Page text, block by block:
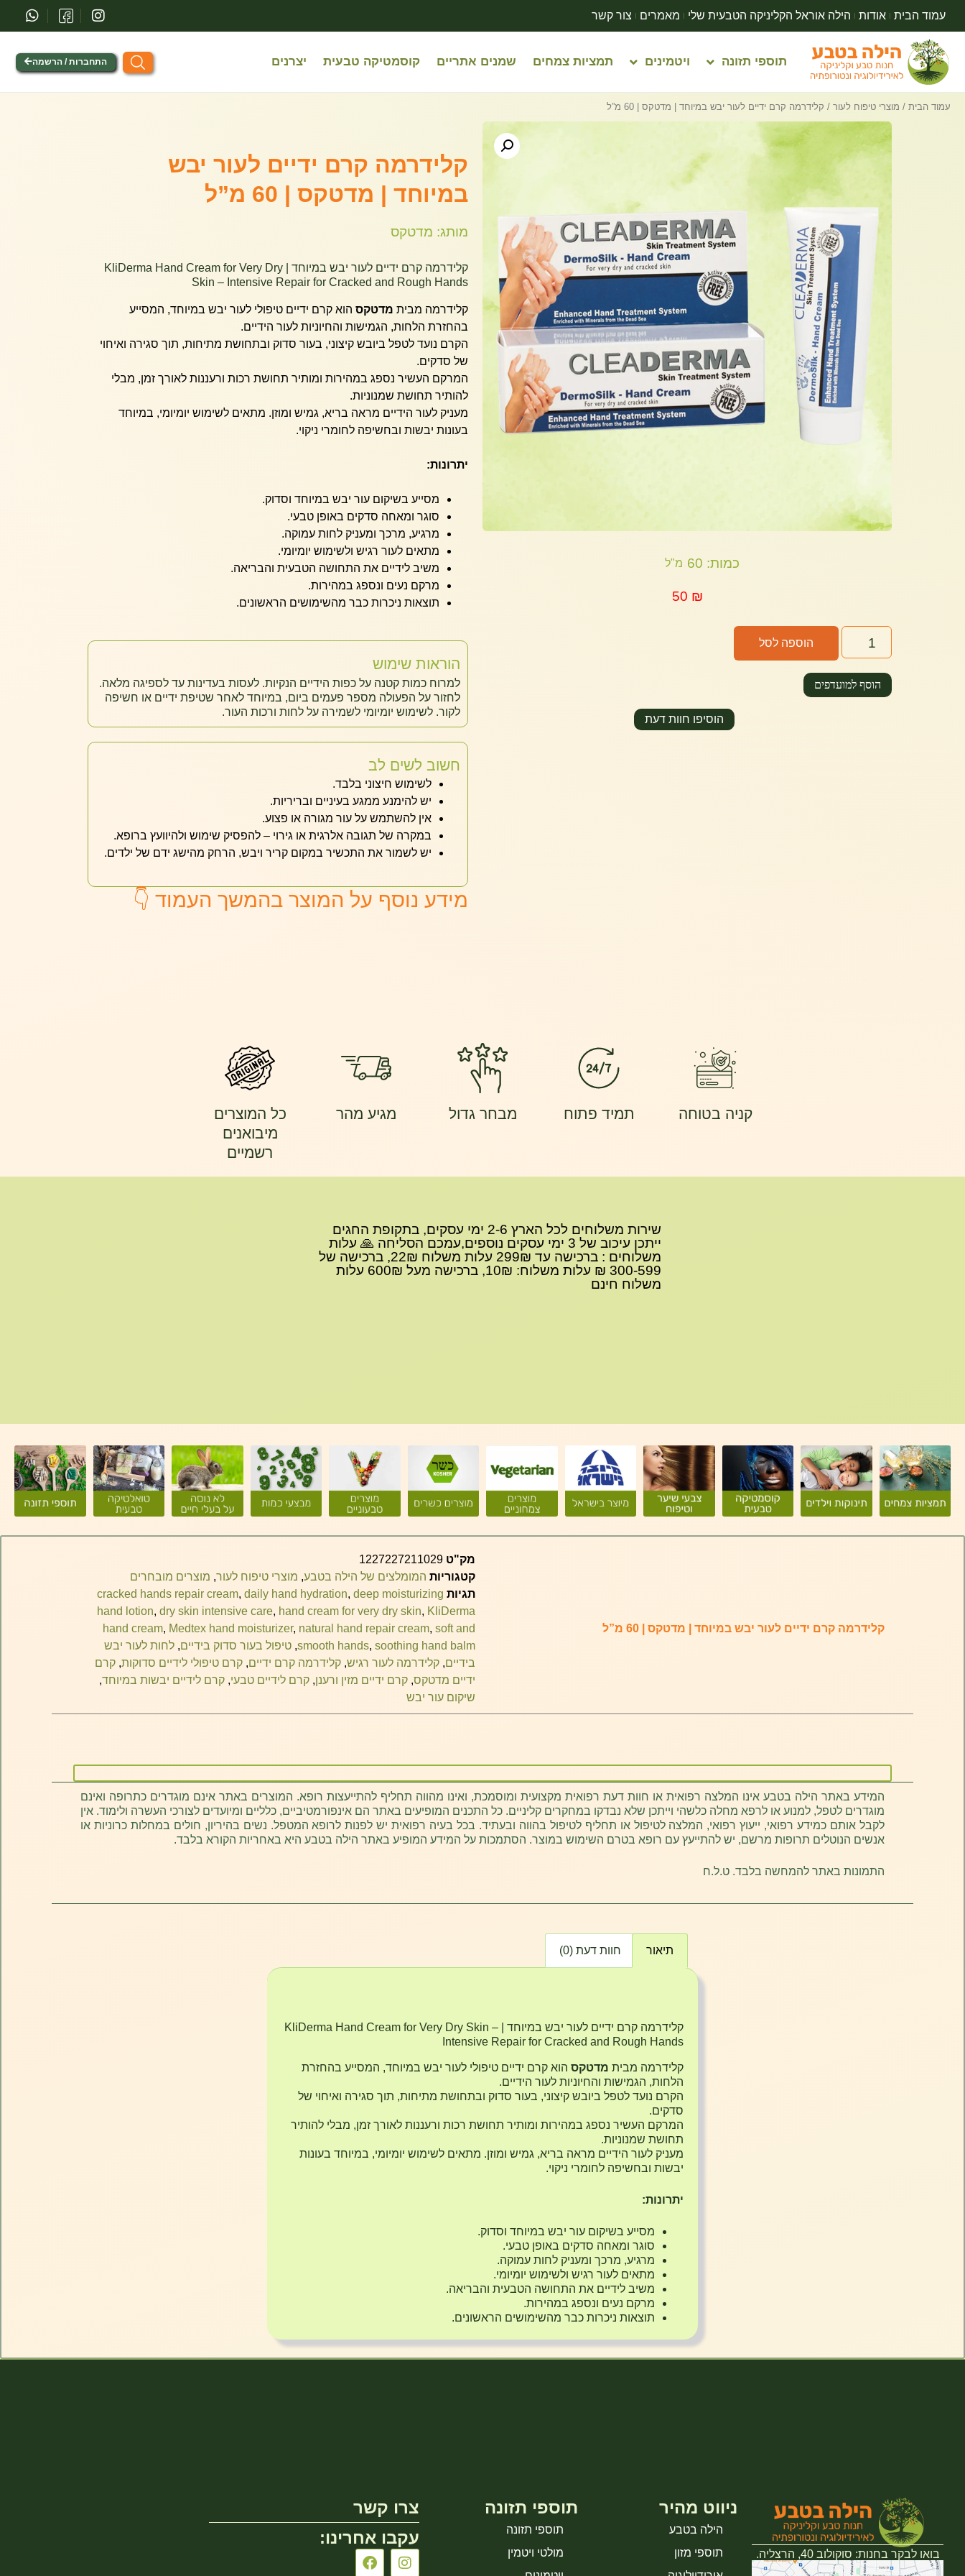
עמוד הבית אודות הילה אוראל הקליניקה הטבעית שלי מאמרים צור קשר
תוספי תזונה ויטמינים תמציות צמחים שמנים אתריים קוסמטיקה טבעית יצרנים התחברות / הרשמה
עמוד הבית / מוצרי טיפוח לעור / קלידרמה קרם ידיים לעור יבש במיוחד | מדטקס | 60 מ”ל
כמות: 60 מ"ל
50 ₪
הוספה לסל
הוסיפו חוות דעת
הוסף למועדפים
קלידרמה קרם ידיים לעור יבש
במיוחד | מדטקס | 60 מ”ל
מותג: מדטקס
קלידרמה קרם ידיים לעור יבש במיוחד | KliDerma Hand Cream for Very Dry
Skin – Intensive Repair for Cracked and Rough Hands
קלידרמה מבית מדטקס הוא קרם ידיים טיפולי לעור יבש במיוחד, המסייע
בהחזרת הלחות, הגמישות והחיוניות לעור הידיים.
הקרם נועד לטפל ביובש קיצוני, בעור סדוק ובתחושת מתיחות, תוך סגירה ואיחוי
של סדקים.
המרקם העשיר נספג במהירות ומותיר תחושת רכות ורעננות לאורך זמן, מבלי
להותיר תחושת שמנוניות.
מעניק לעור הידיים מראה בריא, גמיש ומוזן. מתאים לשימוש יומיומי, במיוחד
בעונות יבשות ובחשיפה לחומרי ניקוי.
יתרונות:
מסייע בשיקום עור יבש במיוחד וסדוק.
סוגר ומאחה סדקים באופן טבעי.
מרגיע, מרכך ומעניק לחות עמוקה.
מתאים לעור רגיש ולשימוש יומיומי.
משיב לידיים את התחושה הטבעית והבריאה.
מרקם נעים ונספג במהירות.
תוצאות ניכרות כבר מהשימושים הראשונים.
הוראות שימוש
למרוח כמות קטנה על כפות הידיים הנקיות. לעסות בעדינות עד לספיגה מלאה.
לחזור על הפעולה מספר פעמים ביום, במיוחד לאחר שטיפת ידיים או חשיפה
לקור. לשימוש יומיומי לשמירה על לחות ורכות העור.
חשוב לשים לב
לשימוש חיצוני בלבד.
יש להימנע ממגע בעיניים ובריריות.
אין להשתמש על עור מגורה או פצוע.
במקרה של תגובה אלרגית או גירוי – להפסיק שימוש ולהיוועץ ברופא.
יש לשמור את התכשיר במקום קריר ויבש, הרחק מהישג ידם של ילדים.
מידע נוסף על המוצר בהמשך העמוד 👇
קניה בטוחה תמיד פתוח מבחר גדול מגיע מהר
כל המוצרים
מיבואנים
רשמיים
שירות משלוחים לכל הארץ 2-6 ימי עסקים, בתקופת החגים
ייתכן עיכוב של 3 ימי עסקים נוספים,עמכם הסליחה 🙏 עלות
משלוחים : ברכישה עד 299₪ עלות משלוח 22₪, ברכישה של
300-599 ₪ עלות משלוח: 10₪, ברכישה מעל 600₪ עלות
משלוח חינם
קלידרמה קרם ידיים לעור יבש במיוחד | מדטקס | 60 מ”ל
מק"ט 1227227211029
קטגוריות המומלצים של הילה בטבע, מוצרי טיפוח לעור, מוצרים מובחרים
תגיות
cracked hands repair cream, daily hand hydration, deep moisturizing
hand lotion, dry skin intensive care, hand cream for very dry skin, KliDerma
hand cream, Medtex hand moisturizer, natural hand repair cream, soft and
smooth hands, soothing hand balm
, טיפול בעור סדוק בידיים, לחות לעור יבש
בידיים, קלידרמה לעור רגיש, קלידרמה קרם ידיים, קרם טיפולי לידיים סדוקות, קרם
ידיים מדטקס, קרם ידיים מזין ורענן, קרם לידיים טבעי, קרם לידיים יבשות במיוחד,
שיקום עור יבש
המידע באתר הילה בטבע אינו המלצה רפואית או חוות דעת רפואית מקצועית ומוסמכת, ואינו מהווה תחליף להתייעצות רופא. המוצרים באתר אינם מוגדרים כתרופה ואינם
מוגדרים לטפל, למנוע או לרפא מחלה כלשהי וייתכן שלא נבדקו במחקרים קליניים. כל התכנים המופיעים באתר הם אינפורמטיביים, כלליים ומיועדים לצורכי העשרה ולימוד. אין
לקבל אותם כמידע רפואי, ייעוץ רפואי, המלצה לטיפול או תחליף לטיפול בהווה ובעתיד. בכל בעיה רפואית יש לפנות לרופא המטפל. נשים בהיריון, חולים במחלות כרוניות או
אנשים הנוטלים תרופות מרשם, יש להתייעץ עם רופא בטרם השימוש במוצר. הסתמכות על המידע המופיע באתר הילה בטבע היא באחריות הקורא בלבד.
התמונות באתר להמחשה בלבד. ט.ל.ח
תיאור חוות דעת (0)
קלידרמה קרם ידיים לעור יבש במיוחד | KliDerma Hand Cream for Very Dry Skin –
Intensive Repair for Cracked and Rough Hands
קלידרמה מבית מדטקס הוא קרם ידיים טיפולי לעור יבש במיוחד, המסייע בהחזרת
הלחות, הגמישות והחיוניות לעור הידיים.
הקרם נועד לטפל ביובש קיצוני, בעור סדוק ובתחושת מתיחות, תוך סגירה ואיחוי של
סדקים.
המרקם העשיר נספג במהירות ומותיר תחושת רכות ורעננות לאורך זמן, מבלי להותיר
תחושת שמנוניות.
מעניק לעור הידיים מראה בריא, גמיש ומוזן. מתאים לשימוש יומיומי, במיוחד בעונות
יבשות ובחשיפה לחומרי ניקוי.
יתרונות:
מסייע בשיקום עור יבש במיוחד וסדוק.
סוגר ומאחה סדקים באופן טבעי.
מרגיע, מרכך ומעניק לחות עמוקה.
מתאים לעור רגיש ולשימוש יומיומי.
משיב לידיים את התחושה הטבעית והבריאה.
מרקם נעים ונספג במהירות.
תוצאות ניכרות כבר מהשימושים הראשונים.
בואו לבקר בחנות: סוקולוב 40, הרצליה.
ניווט מהיר
הילה בטבע
תוספי מזון
תוספי תזונה
תוספי תזונה
מולטי ויטמין
צרו קשר
עקבו אחרינו: